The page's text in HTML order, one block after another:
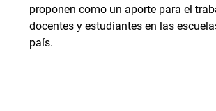
proponen como un aporte para el
docentes y estudiantes en las
país.